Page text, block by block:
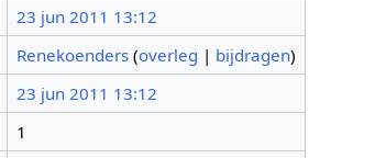
23 jun 2011 13:12
Renekoenders (overleg | bijdragen)
23 jun 2011 13:12
1